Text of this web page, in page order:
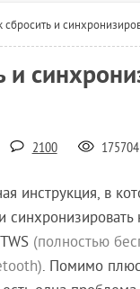
сбросить и
и
2100
инструкция, в
(полностью
. Помимо